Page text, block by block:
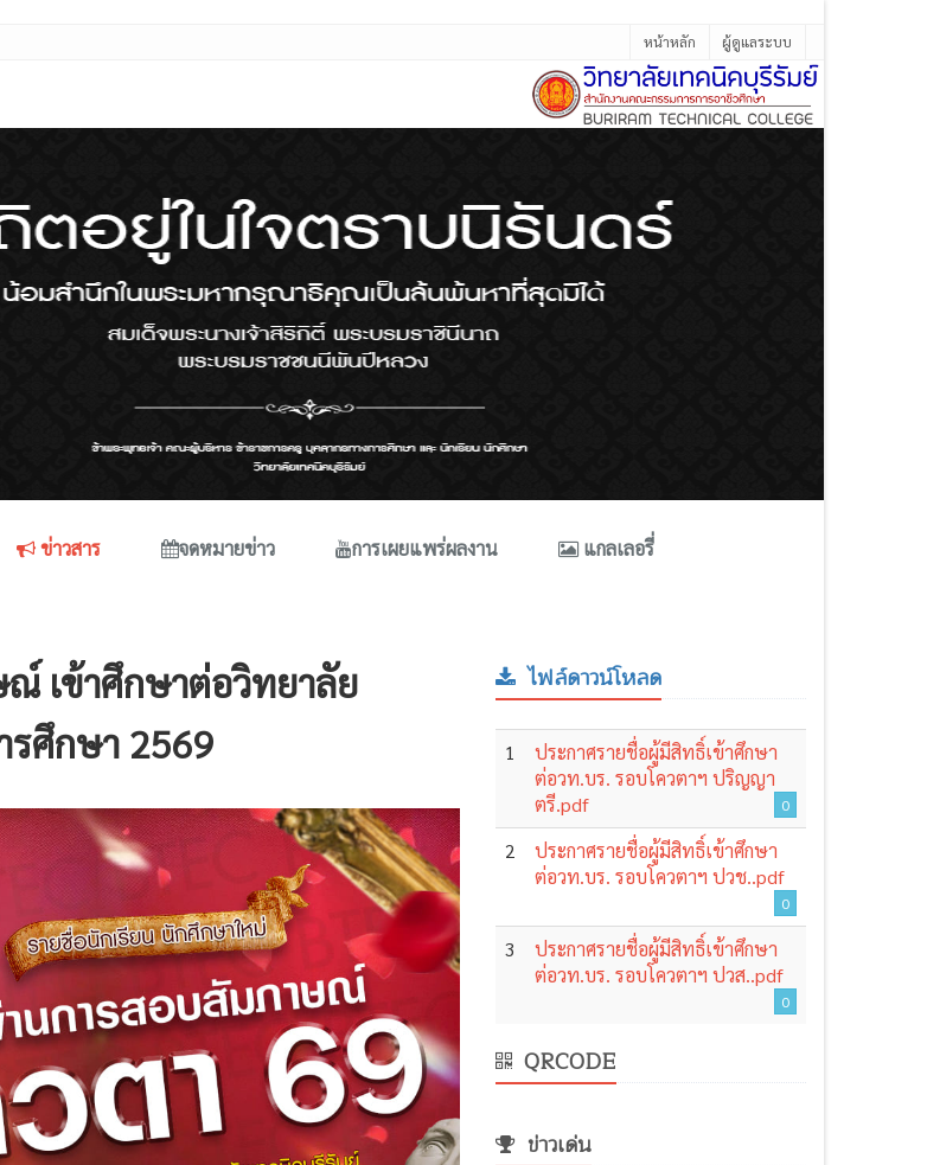
หน้าหลัก ผู้ดูแลระบบ
ข่าวสาร จดหมายข่าว การเผยแพร่ผลงาน แกลเลอรี่
เข้าศึกษาต่อวิทยาลัย
รศึกษา 2569
ไฟล์ดาวน์โหลด
1
ประกาศรายชื่อผู้มีสิทธิ์เข้าศึกษา
ต่อวท.บร. รอบโควตาฯ ปริญญา
ตรี.pdf
0
2
ประกาศรายชื่อผู้มีสิทธิ์เข้าศึกษา
ต่อวท.บร. รอบโควตาฯ ปวช..pdf
0
3
ประกาศรายชื่อผู้มีสิทธิ์เข้าศึกษา
ต่อวท.บร. รอบโควตาฯ ปวส..pdf
0
QRCODE
ข่าวเด่น